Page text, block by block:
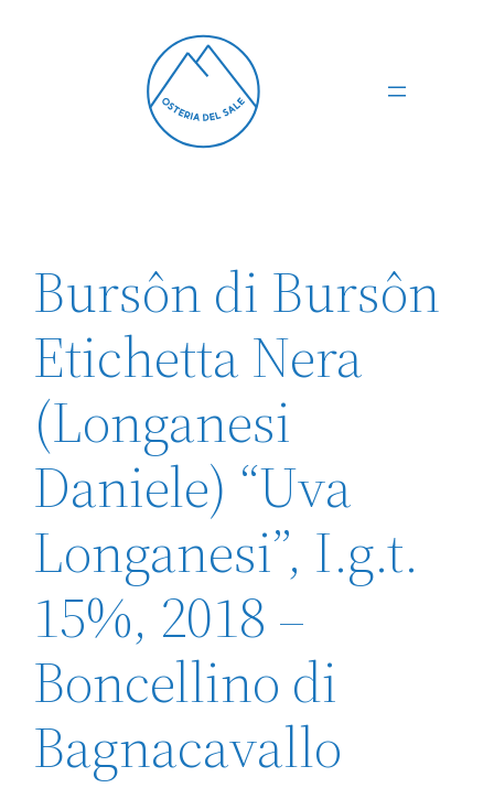
Bursôn di Bursôn
Etichetta Nera
(Longanesi
Daniele) “Uva
Longanesi”, I.g.t.
15%, 2018 –
Boncellino di
Bagnacavallo